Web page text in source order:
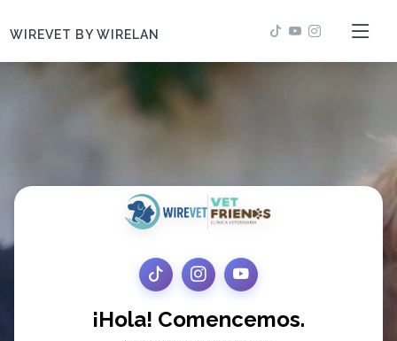
WIREVET BY WIRELAN
¡Hola! Comencemos.